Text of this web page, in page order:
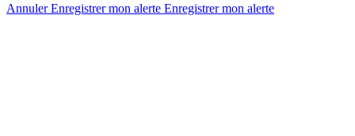
AnnulerEnregistrer mon alerte Enregistrermon alerte